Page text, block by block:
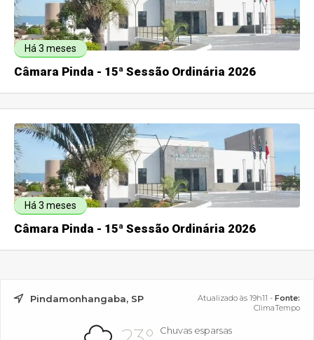
Há 3 meses
Câmara Pinda - 15ª Sessão Ordinária 2026
Há 3 meses
Câmara Pinda - 15ª Sessão Ordinária 2026
Pindamonhangaba, SP Atualizado às 19h11 - Fonte:
ClimaTempo
Chuvas esparsas